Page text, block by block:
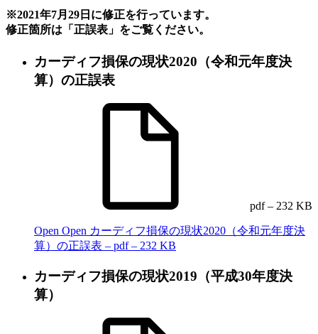
※2021年7月29日に修正を行っています。
修正箇所は「正誤表」をご覧ください。
カーディフ損保の現状2020（令和元年度決
算）の正誤表
pdf – 232 KB
Open Open カーディフ損保の現状2020（令和元年度決
算）の正誤表 – pdf – 232 KB
カーディフ損保の現状2019（平成30年度決
算）